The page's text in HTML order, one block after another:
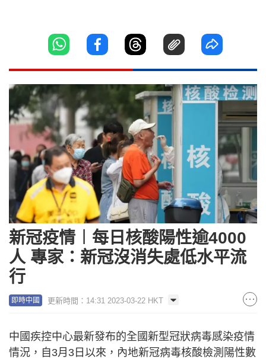
新冠疫情︱每日核酸陽性逾4000
人 專家：新冠沒消失處低水平流
行
即時中國 更新時間：14:31 2023-03-22 HKT
中國疾控中心最新發布的全國新型冠狀病毒感染疫情
情況，自3月3日以來，內地新冠病毒核酸檢測陽性數